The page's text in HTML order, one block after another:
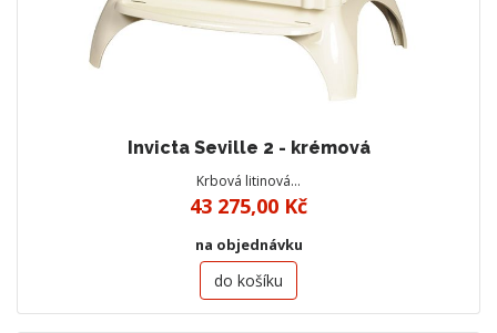
Invicta Seville 2 - krémová
Krbová litinová…
43 275,00 Kč
na objednávku
do košíku